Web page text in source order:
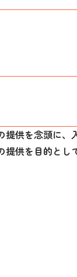
供を念頭に、
供を目的とし